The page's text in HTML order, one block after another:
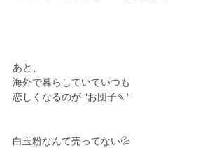
あと、
海外で暮らしていていつも
恋しくなるのが "お団子🍡"
白玉粉なんて売ってない💦